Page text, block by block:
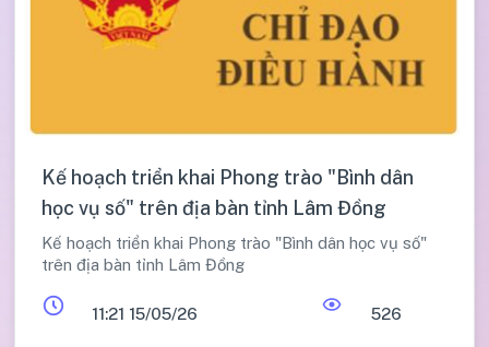
Kế hoạch triển khai Phong trào "Bình dân
học vụ số" trên địa bàn tỉnh Lâm Đồng
Kế hoạch triển khai Phong trào "Bình dân học vụ số"
trên địa bàn tỉnh Lâm Đồng
11:21 15/05/26 526